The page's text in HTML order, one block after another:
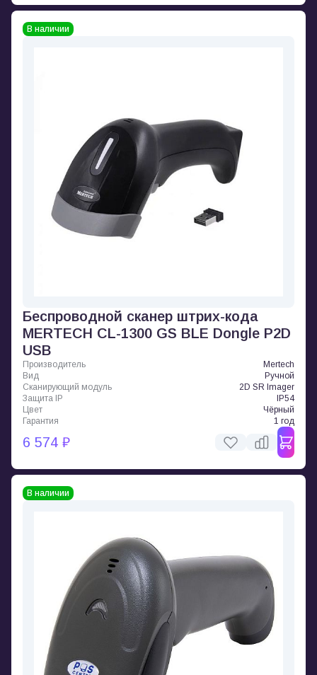
В наличии
Беспроводной сканер штрих-кода
MERTECH CL-1300 GS BLE Dongle P2D
USB
Производитель
Mertech
Вид
Ручной
Сканирующий модуль
2D SR Imager
Защита IP
IP54
Цвет
Чёрный
Гарантия
1 год
6 574 ₽
В наличии